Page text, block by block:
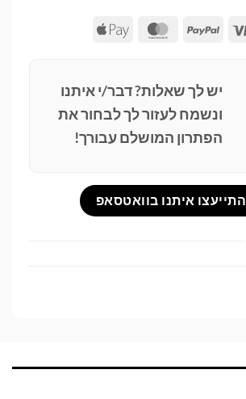
Visa
PayPal
MasterCard
Apple
יש לך שאלות? דבר/י איתנו
ונשמח לעזור לך לבחור את
הפתרון המושלם עבורך!
התייעצו איתנו בוואטסאפ